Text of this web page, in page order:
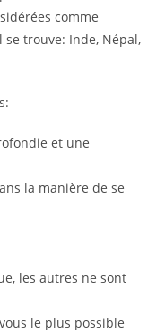
comme
se trouve: Inde, Népal,
et une
la manière de se
les autres ne sont
le plus possible